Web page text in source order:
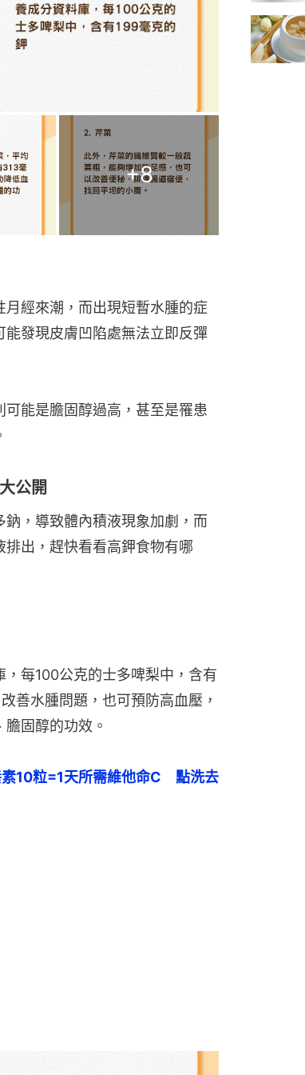
+8
經來潮，而出現短暫水腫的症
發現皮膚凹陷處無法立即反彈
能是膽固醇過高，甚至是罹患
公開
，導致體內積液現象加劇，而
出，趕快看看高鉀食物有哪
每100公克的士多啤梨中，含有
善水腫問題，也可預防高血壓，
固醇的功效。
10粒=1天所需維他命C　點洗去